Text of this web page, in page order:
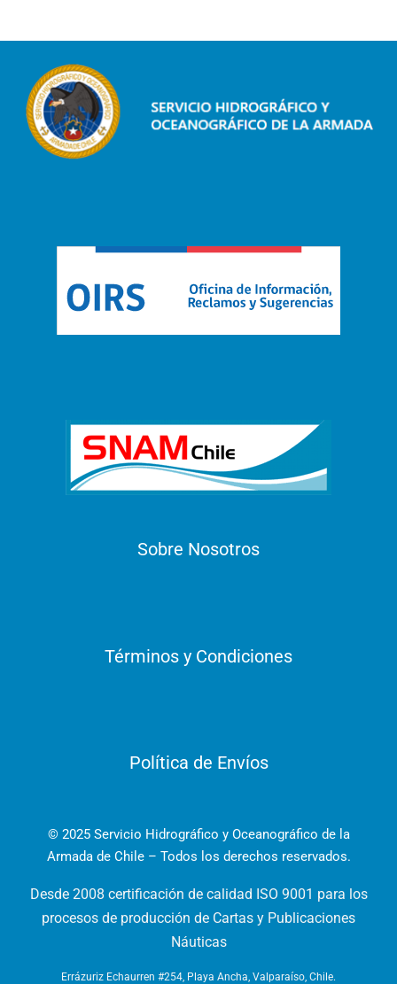
Sobre Nosotros
Términos y Condiciones
Política de Envíos
© 2025 Servicio Hidrográfico y Oceanográfico de la
Armada de Chile – Todos los derechos reservados.
Desde 2008 certificación de calidad ISO 9001 para los
procesos de producción de Cartas y Publicaciones
Náuticas
Errázuriz Echaurren #254, Playa Ancha, Valparaíso, Chile.